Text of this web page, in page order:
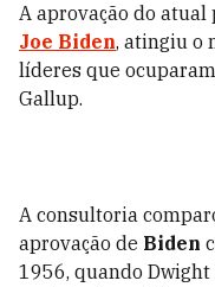
A aprovação do
Joe Biden, atingiu o
líderes que
Gallup.
A consultoria
aprovação de Biden
1956, quando